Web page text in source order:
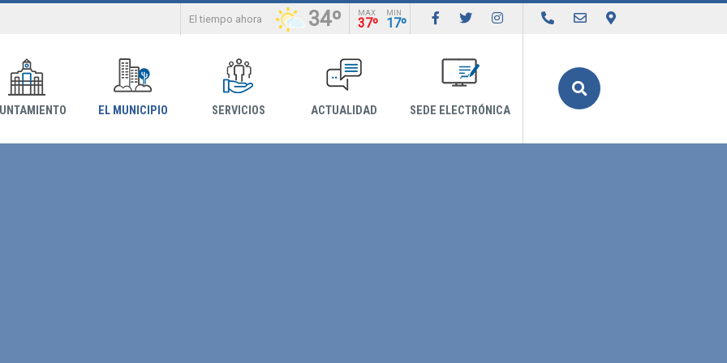
El tiempo ahora 34º MAX
37º
MIN
17º
EL MUNICIPIO SERVICIOS ACTUALIDAD SEDE ELECTRÓNICA